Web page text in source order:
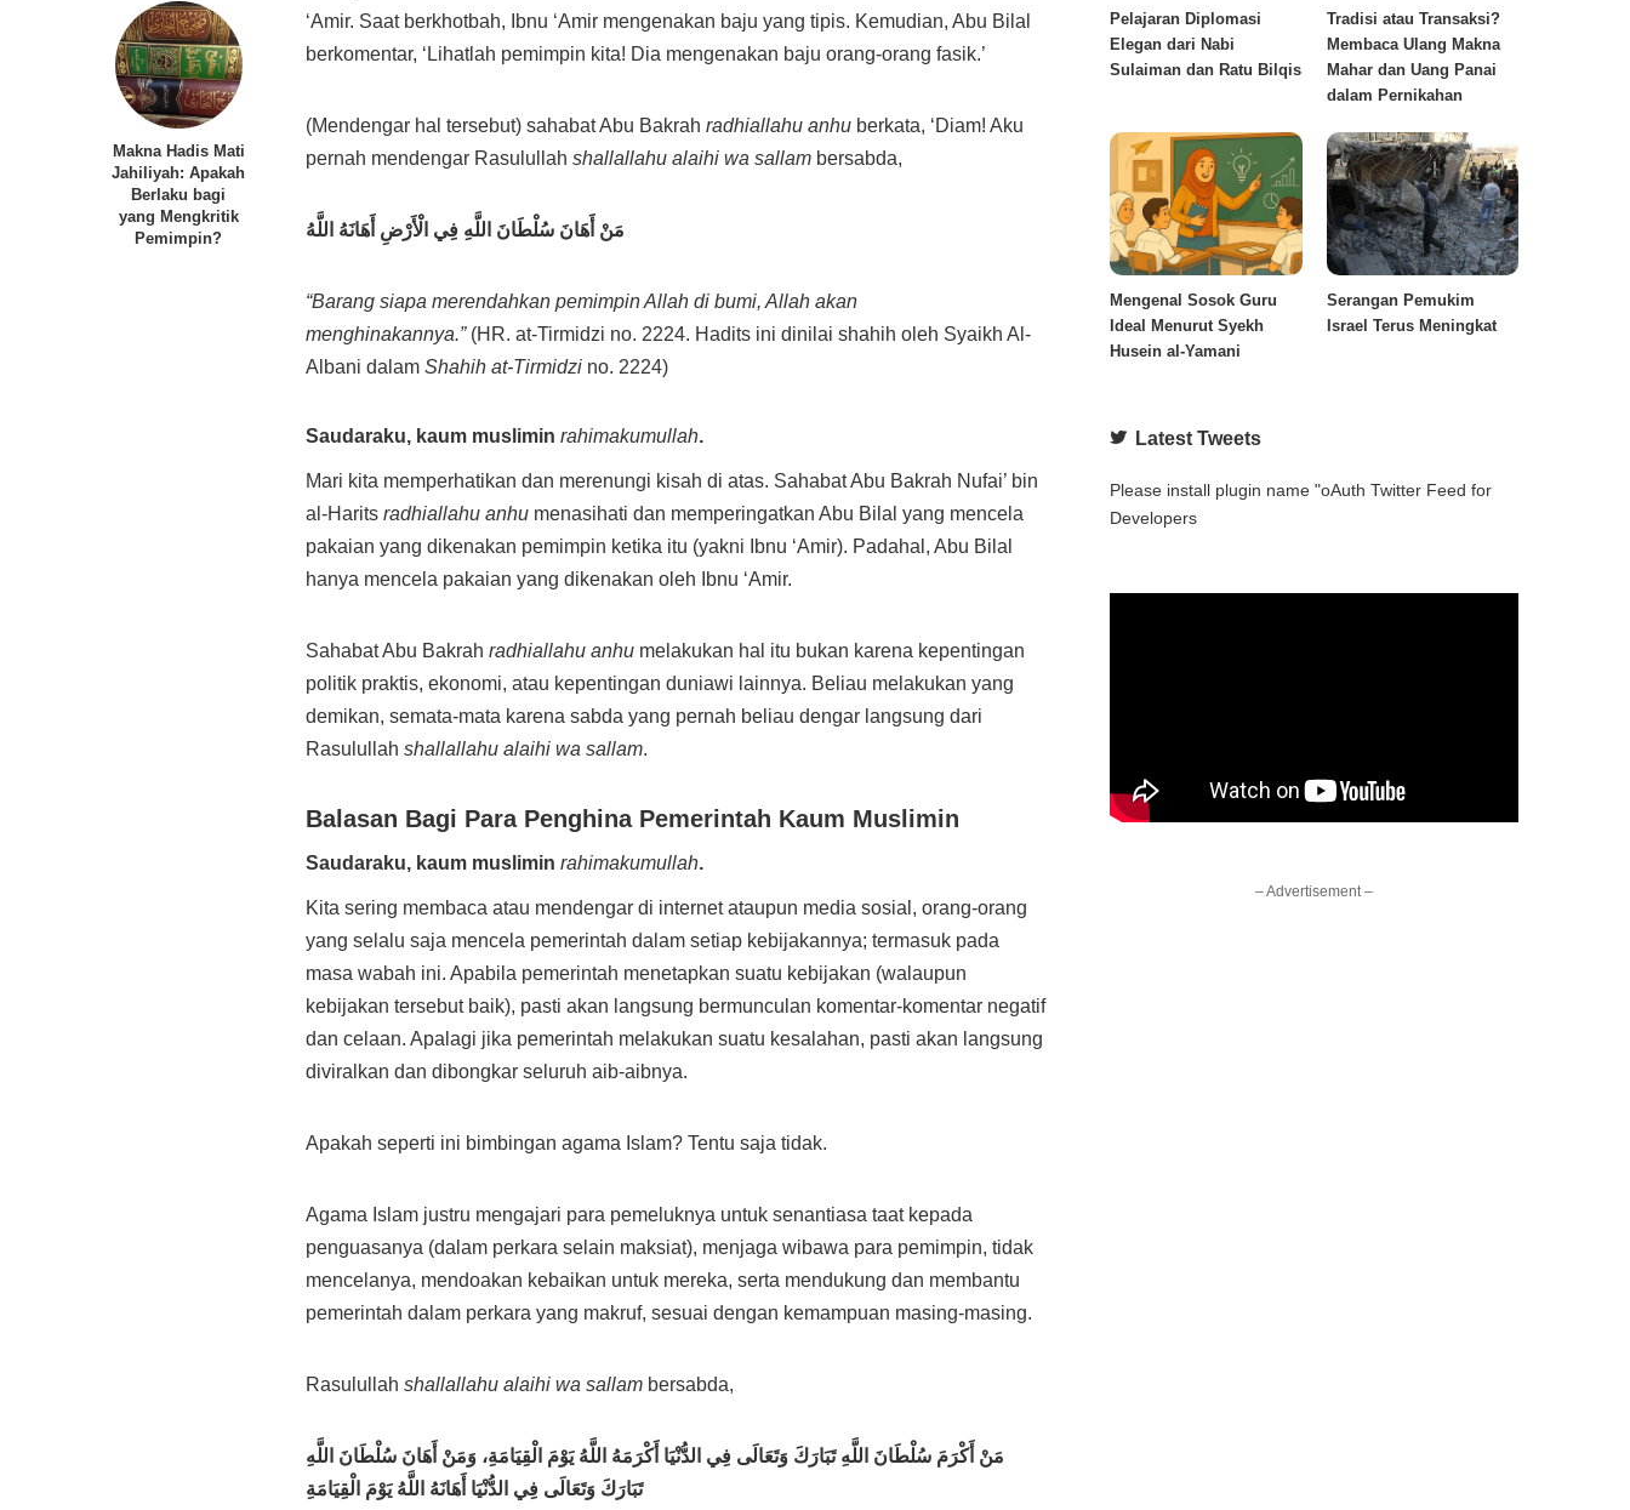
Makna Hadis Mati
Jahiliyah: Apakah
Berlaku bagi
yang Mengkritik
Pemimpin?
‘Amir. Saat berkhotbah, Ibnu ‘Amir mengenakan baju yang tipis. Kemudian, Abu Bilal
berkomentar, ‘Lihatlah pemimpin kita! Dia mengenakan baju orang-orang fasik.’
(Mendengar hal tersebut) sahabat Abu Bakrah radhiallahu anhu berkata, ‘Diam! Aku
pernah mendengar Rasulullah shallallahu alaihi wa sallam bersabda,
مَنْ أَهَانَ سُلْطَانَ اللَّهِ فِي الْأَرْضِ أَهَانَهُ اللَّهُ
“Barang siapa merendahkan pemimpin Allah di bumi, Allah akan
menghinakannya.” (HR. at-Tirmidzi no. 2224. Hadits ini dinilai shahih oleh Syaikh Al-
Albani dalam Shahih at-Tirmidzi no. 2224)
Saudaraku, kaum muslimin rahimakumullah.
Mari kita memperhatikan dan merenungi kisah di atas. Sahabat Abu Bakrah Nufai’ bin
al-Harits radhiallahu anhu menasihati dan memperingatkan Abu Bilal yang mencela
pakaian yang dikenakan pemimpin ketika itu (yakni Ibnu ‘Amir). Padahal, Abu Bilal
hanya mencela pakaian yang dikenakan oleh Ibnu ‘Amir.
Sahabat Abu Bakrah radhiallahu anhu melakukan hal itu bukan karena kepentingan
politik praktis, ekonomi, atau kepentingan duniawi lainnya. Beliau melakukan yang
demikan, semata-mata karena sabda yang pernah beliau dengar langsung dari
Rasulullah shallallahu alaihi wa sallam.
Balasan Bagi Para Penghina Pemerintah Kaum Muslimin
Saudaraku, kaum muslimin rahimakumullah.
Kita sering membaca atau mendengar di internet ataupun media sosial, orang-orang
yang selalu saja mencela pemerintah dalam setiap kebijakannya; termasuk pada
masa wabah ini. Apabila pemerintah menetapkan suatu kebijakan (walaupun
kebijakan tersebut baik), pasti akan langsung bermunculan komentar-komentar negatif
dan celaan. Apalagi jika pemerintah melakukan suatu kesalahan, pasti akan langsung
diviralkan dan dibongkar seluruh aib-aibnya.
Apakah seperti ini bimbingan agama Islam? Tentu saja tidak.
Agama Islam justru mengajari para pemeluknya untuk senantiasa taat kepada
penguasanya (dalam perkara selain maksiat), menjaga wibawa para pemimpin, tidak
mencelanya, mendoakan kebaikan untuk mereka, serta mendukung dan membantu
pemerintah dalam perkara yang makruf, sesuai dengan kemampuan masing-masing.
Rasulullah shallallahu alaihi wa sallam bersabda,
مَنْ أَكْرَمَ سُلْطَانَ اللَّهِ تَبَارَكَ وَتَعَالَى فِي الدُّنْيَا أَكْرَمَهُ اللَّهُ يَوْمَ الْقِيَامَةِ، وَمَنْ أَهَانَ سُلْطَانَ اللَّهِ
تَبَارَكَ وَتَعَالَى فِي الدُّنْيَا أَهَانَهُ اللَّهُ يَوْمَ الْقِيَامَةِ
Pelajaran Diplomasi
Elegan dari Nabi
Sulaiman dan Ratu Bilqis
Tradisi atau Transaksi?
Membaca Ulang Makna
Mahar dan Uang Panai
dalam Pernikahan
Mengenal Sosok Guru
Ideal Menurut Syekh
Husein al-Yamani
Serangan Pemukim
Israel Terus Meningkat
Latest Tweets
Please install plugin name "oAuth Twitter Feed for
Developers
– Advertisement –